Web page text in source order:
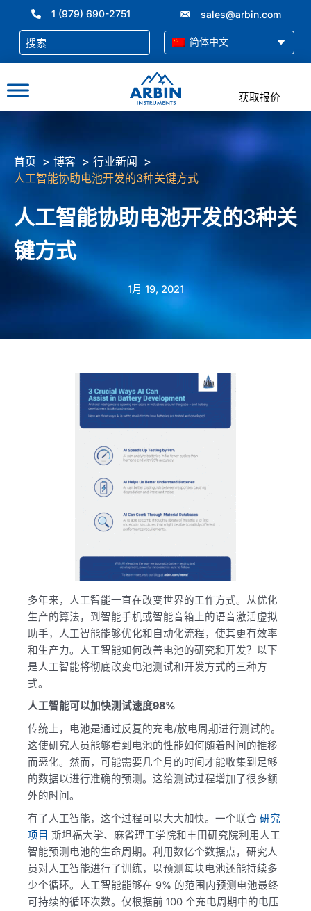
1 (979) 690-2751 sales@arbin.com
简体中文
获取报价
首页 博客
行业新闻
人工智能协助电池开发的3种关键方式
人工智能协助电池开发的3种关
键方式
1月 19, 2021
多年来，人工智能一直在改变世界的工作方式。从优化
生产的算法，到智能手机或智能音箱上的语音激活虚拟
助手，人工智能能够优化和自动化流程，使其更有效率
和生产力。人工智能如何改善电池的研究和开发？以下
是人工智能将彻底改变电池测试和开发方式的三种方
式。
人工智能可以加快测试速度98%
传统上，电池是通过反复的充电/放电周期进行测试的。
这使研究人员能够看到电池的性能如何随着时间的推移
而恶化。然而，可能需要几个月的时间才能收集到足够
的数据以进行准确的预测。这给测试过程增加了很多额
外的时间。
有了人工智能，这个过程可以大大加快。一个联合 研究
项目 斯坦福大学、麻省理工学院和丰田研究院利用人工
智能预测电池的生命周期。利用数亿个数据点，研究人
员对人工智能进行了训练，以预测每块电池还能持续多
少个循环。人工智能能够在 9% 的范围内预测电池最终
可持续的循环次数。仅根据前 100 个充电周期中的电压